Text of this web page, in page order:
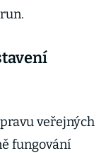
veřejných
fungování